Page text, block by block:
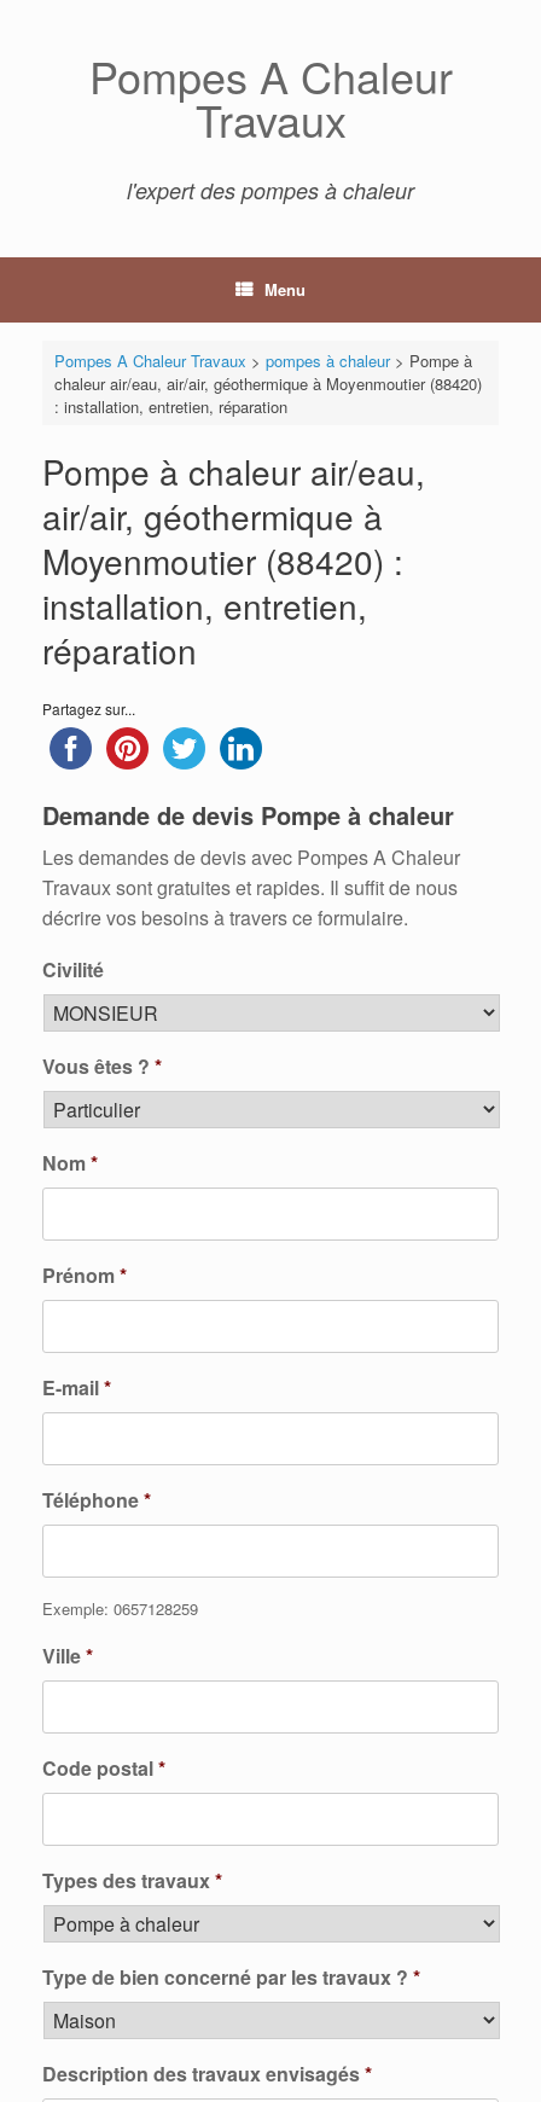
Pompes A Chaleur
Travaux
l'expert des pompes à chaleur
Menu
Pompes A Chaleur Travaux > pompes à chaleur> Pompe à
chaleur air/eau, air/air, géothermique à Moyenmoutier (88420)
: installation, entretien, réparation
Pompe à chaleur air/eau,
air/air, géothermique à
Moyenmoutier (88420) :
installation, entretien,
réparation
Partagez sur...
Demande de devis Pompe à chaleur
Les demandes de devis avec Pompes A Chaleur
Travaux sont gratuites et rapides. Il suffit de nous
décrire vos besoins à travers ce formulaire.
Civilité
Vous êtes ? *
Nom*
Prénom*
E-mail*
Téléphone*
Exemple: 0657128259
Ville*
Code postal*
Types des travaux*
Type de bien concerné par les travaux ? *
Description des travaux envisagés*